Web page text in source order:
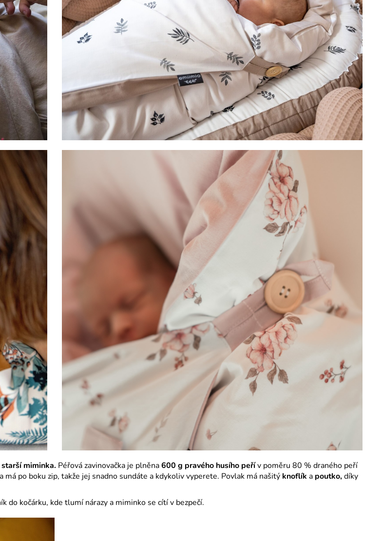
miminka. Péřová zavinovačka je plněna600 g pravého husího peřív poměru 80 % draného peří
po boku zip, takže jej snadno sundáte a kdykoliv vyperete. Povlak má našitý knoflík a poutko,díky
do kočárku, kde tlumí nárazy a miminko se cítí v bezpečí.